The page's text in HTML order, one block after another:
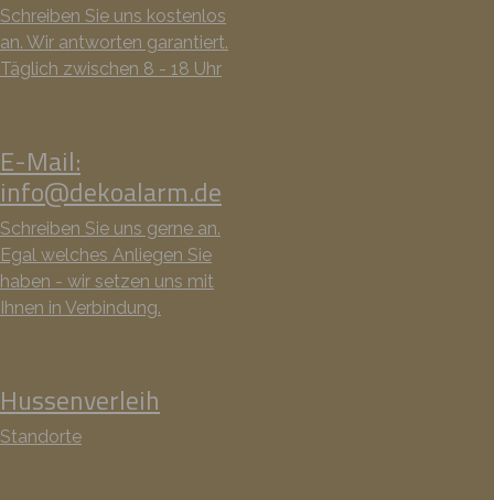
Schreiben Sie uns kostenlos
an. Wir antworten garantiert.
Täglich zwischen 8 - 18 Uhr
E-Mail:
info@dekoalarm.de
Schreiben Sie uns gerne an.
Egal welches Anliegen Sie
haben - wir setzen uns mit
Ihnen in Verbindung.
Hussenverleih
Standorte